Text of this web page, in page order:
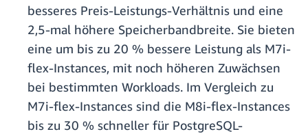
besseres Preis-Leistungs-Verhältnis und eine
2,5-mal höhere Speicherbandbreite. Sie bieten
eine um bis zu 20 % bessere Leistung als M7i-
flex-Instances, mit noch höheren Zuwächsen
bei bestimmten Workloads. Im Vergleich zu
M7i-flex-Instances sind die M8i-flex-Instances
bis zu 30 % schneller für PostgreSQL-